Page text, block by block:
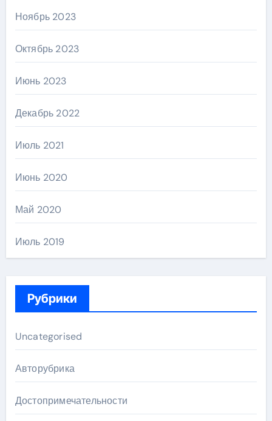
Ноябрь 2023
Октябрь 2023
Июнь 2023
Декабрь 2022
Июль 2021
Июнь 2020
Май 2020
Июль 2019
Рубрики
Uncategorised
Авторубрика
Достопримечательности